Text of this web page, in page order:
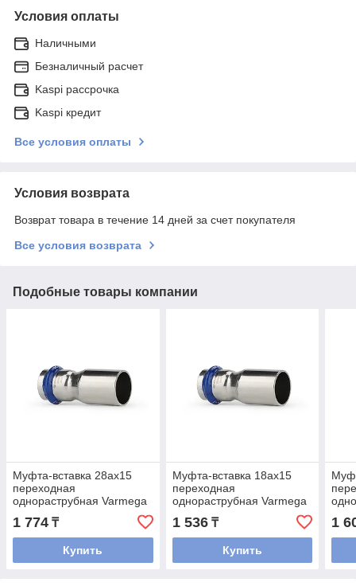
Условия оплаты
Наличными
Безналичный расчет
Kaspi рассрочка
Kaspi кредит
Все условия оплаты
Условия возврата
Возврат товара в течение 14 дней за счет покупателя
Все условия возврата
Подобные товары компании
Муфта-вставка 28аx15
переходная
однораструбная Varmega
Inox Press
1 774 ₸
Купить
Муфта-вставка 18аx15
переходная
однораструбная Varmega
Inox Press
1 536₸
Купить
1